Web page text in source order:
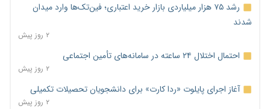
رشد ۷۵ هزار میلیاردی بازار خرید اعتباری؛ فین‌تک‌ها وارد میدان
شدند
۲ روز پیش
احتمال اختلال ۲۴ ساعته در سامانه‌های تأمین اجتماعی
۲ روز پیش
آغاز اجرای پایلوت «ردا کارت» برای دانشجویان تحصیلات تکمیلی
۲ روز پیش